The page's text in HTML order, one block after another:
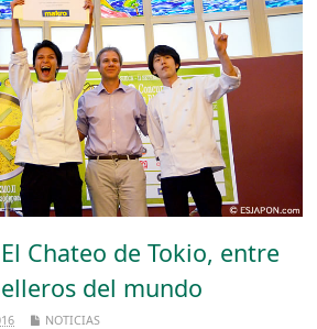
Chateo de Tokio, entre
del mundo
NOTICIAS